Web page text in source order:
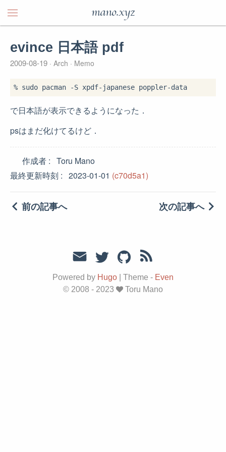
mano.xyz
evince 日本語 pdf
2009-08-19 Arch Memo
で日本語が表示できるようになった．
psはまだ化けてるけど．
作成者
Toru Mano
最終更新時刻
2023-01-01 (c70d5a1)
前の記事へ 次の記事へ
Powered by Hugo Theme - Even
© 2008 - 2023
Toru Mano